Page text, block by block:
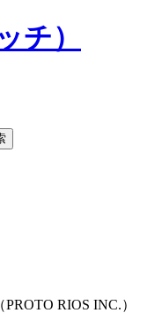
RIOS INC.）